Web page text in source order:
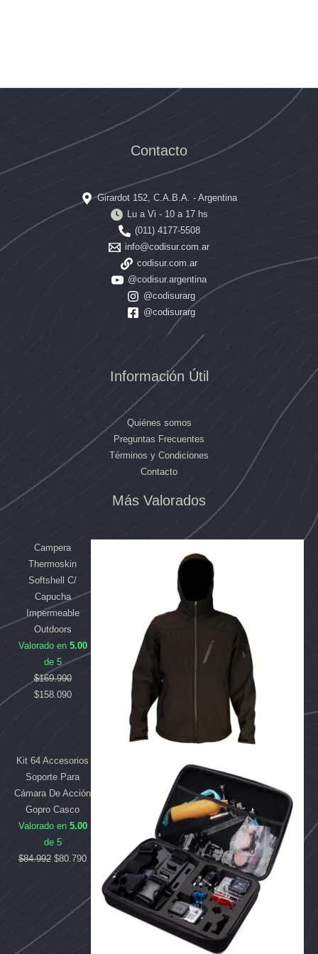
Contacto
Girardot 152, C.A.B.A. - Argentina
Lu a Vi - 10 a 17 hs
(011) 4177-5508
info@codisur.com.ar
codisur.com.ar
@codisur.argentina
@codisurarg
@codisurarg
Información Útil
Quiénes somos
Preguntas Frecuentes
Términos y Condiciones
Contacto
Más Valorados
Campera
Thermoskin
Softshell C/
Capucha
Impermeable
Outdoors
Valorado en 5.00
de 5
$169.990
era:
$169.990.
$158.090
$158.090.
Kit 64 Accesorios
Soporte Para
Cámara De Acción
Gopro Casco
Valorado en 5.00
de 5
$84.992
era:
$84.992.
$80.790